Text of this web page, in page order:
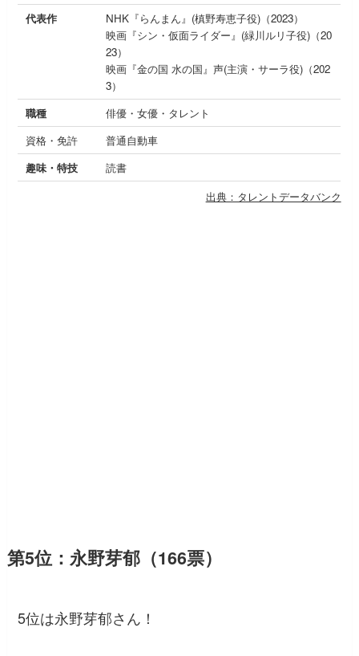
代表作
NHK『らんまん』(槙野寿恵子役)（2023）
映画『シン・仮面ライダー』(緑川ルリ子役)（20
23）
映画『金の国 水の国』声(主演・サーラ役)（202
3）
職種
俳優・女優・タレント
資格・免許
普通自動車
趣味・特技
読書
出典：タレントデータバンク
第5位：永野芽郁（166票）
5位は永野芽郁さん！